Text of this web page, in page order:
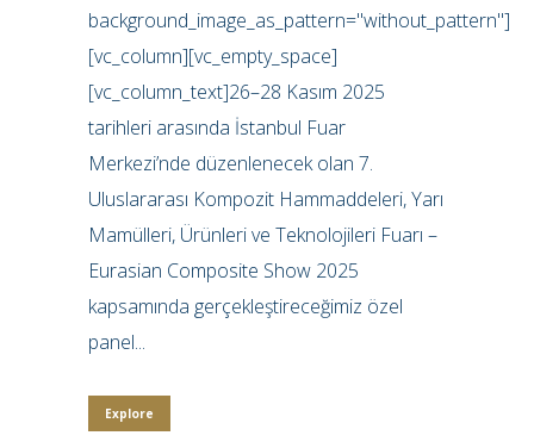
background_image_as_pattern="without_pattern"]
[vc_column][vc_empty_space]
[vc_column_text]26–28 Kasım 2025
tarihleri arasında İstanbul Fuar
Merkezi’nde düzenlenecek olan 7.
Uluslararası Kompozit Hammaddeleri, Yarı
Mamülleri, Ürünleri ve Teknolojileri Fuarı –
Eurasian Composite Show 2025
kapsamında gerçekleştireceğimiz özel
panel...
Explore